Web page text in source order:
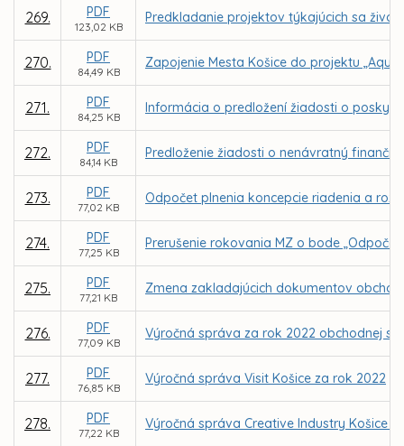
269. PDF
123,02 KB
Predkladanie projektov týkajúcich sa
270. PDF
84,49 KB
Zapojenie Mesta Košice do projektu
271. PDF
84,25 KB
Informácia o predložení žiadosti o
272. PDF
84,14 KB
Predloženie žiadosti o nenávratný
273. PDF
77,02 KB
Odpočet plnenia koncepcie riadenia a
274. PDF
77,25 KB
Prerušenie rokovania MZ o bode
275. PDF
77,21 KB
Zmena zakladajúcich dokumentov
276. PDF
77,09 KB
Výročná správa za rok 2022 obchodnej
277. PDF
76,85 KB
Výročná správa Visit Košice za rok 2022
278. PDF
77,22 KB
Výročná správa Creative Industry Košice